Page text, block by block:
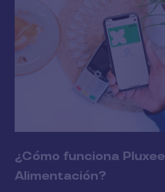
¿Cómo funciona Pluxee
Alimentación?